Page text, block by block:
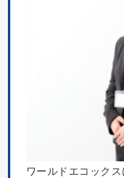
ワールドエコックス